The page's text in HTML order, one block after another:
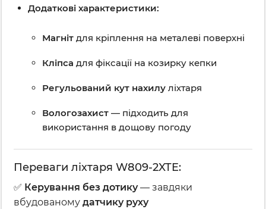
Додаткові характеристики:
Магніт для кріплення на металеві поверхні
Кліпса для фіксації на козирку кепки
Регульований кут нахилу ліхтаря
Вологозахист — підходить для
використання в дощову погоду
Переваги ліхтаря W809-2XTE:
✅ Керування без дотику— завдяки
вбудованому датчику руху